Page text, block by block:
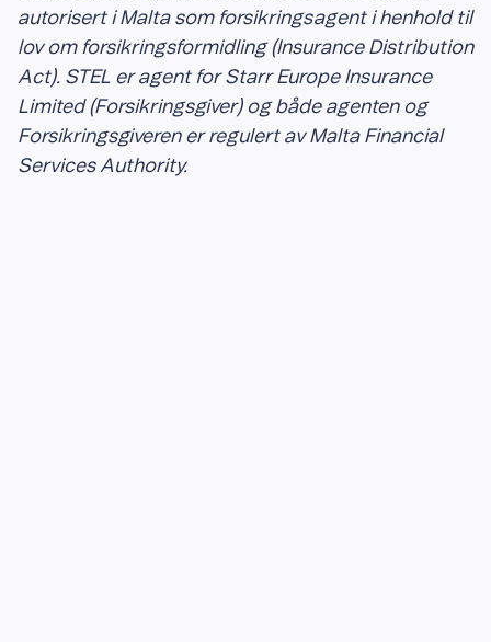
autorisert i Malta som forsikringsagent i henhold til
lov om forsikringsformidling (Insurance Distribution
Act). STEL er agent for Starr Europe Insurance
Limited (Forsikringsgiver) og både agenten og
Forsikringsgiveren er regulert av Malta Financial
Services Authority.